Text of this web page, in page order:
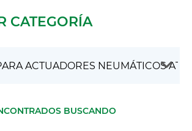
CATEGORÍA
BUSCANDO